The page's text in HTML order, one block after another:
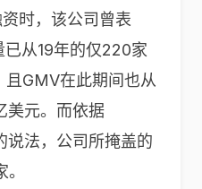
时，该公司曾表
从19年的仅220家
且GMV在此期间也从
美元。而依据
法，公司所掩盖的